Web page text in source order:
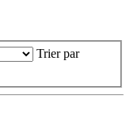
Trier par